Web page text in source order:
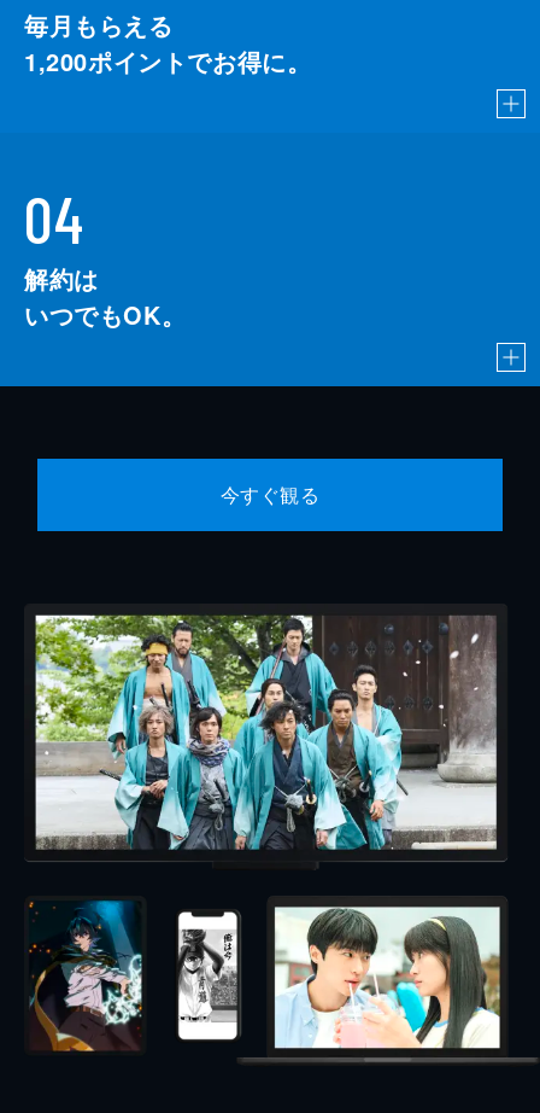
毎月もらえる
1,200ポイントでお得に。
04
解約は
いつでもOK。
今すぐ観る